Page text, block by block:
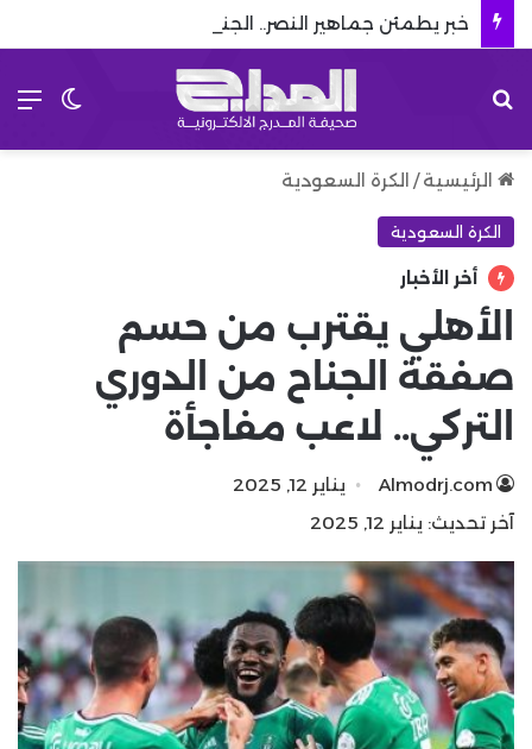
الرئيسية / الكرة السعودية
الكرة السعودية
أخر الأخبار
الأهلي يقترب من حسم
صفقة الجناح من الدوري
التركي.. لاعب مفاجأة
Almodrj.com
يناير 12, 2025
آخر تحديث: يناير 12, 2025